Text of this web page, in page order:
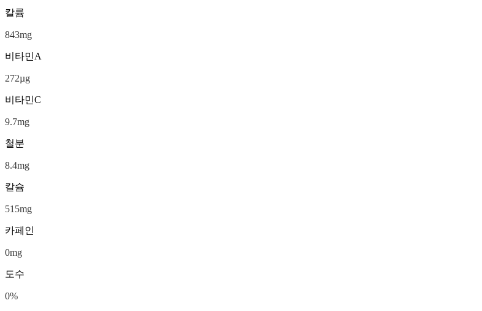
칼륨
843mg
비타민A
272µg
비타민C
9.7mg
철분
8.4mg
칼슘
515mg
카페인
0mg
도수
0%